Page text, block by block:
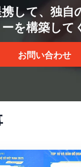
して、独自
ーを構築して
お問い合わせ